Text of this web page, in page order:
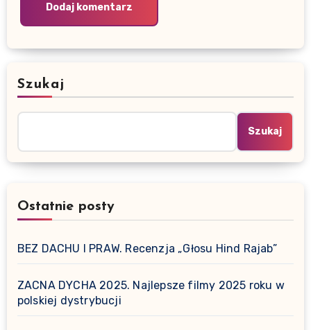
Szukaj
Szukaj
Ostatnie posty
BEZ DACHU I PRAW. Recenzja „Głosu Hind Rajab”
ZACNA DYCHA 2025. Najlepsze filmy 2025 roku w
polskiej dystrybucji